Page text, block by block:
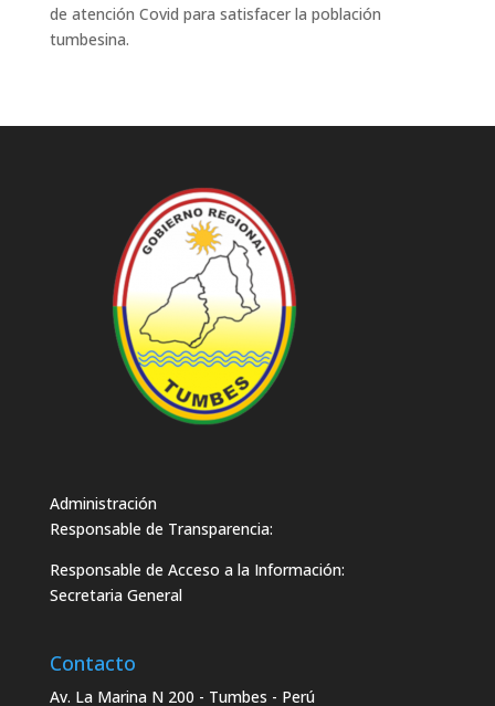
de atención Covid para satisfacer la población
tumbesina.
Administración
Responsable de Transparencia:
Responsable de Acceso a la Información:
Secretaria General
Contacto
Av. La Marina N 200 - Tumbes - Perú